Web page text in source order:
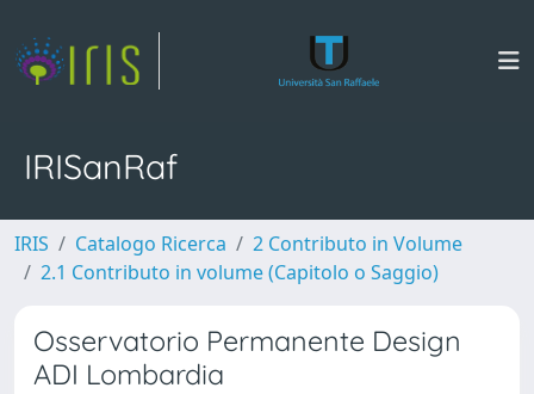
IRISanRaf
IRIS Catalogo Ricerca
2 Contributo in Volume
2.1 Contributo in volume (Capitolo o Saggio)
Osservatorio Permanente Design
ADI Lombardia